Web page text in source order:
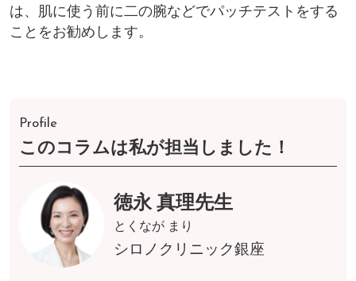
は、肌に使う前に二の腕などでパッチテストをする
ことをお勧めします。
Profile
このコラムは私が担当しました！
徳永 真理先生
とくなが まり
シロノクリニック銀座